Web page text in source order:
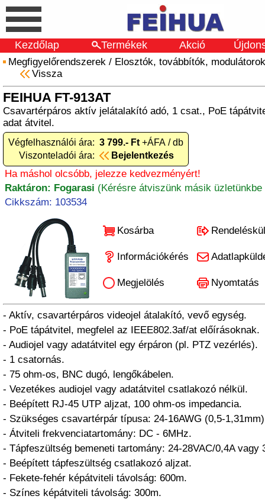
Kezdőlap Termékek Akció
Megfigyelőrendszerek / Elosztók, továbbítók, modulátorok
Vissza
FEIHUA FT-913AT
Csavartérpáros aktív jelátalakító adó, 1 csat., PoE
adat átvitel.
Végfelhasználói ára: 3 799.- Ft +ÁFA / db
Viszonteladói ára:
Bejelentkezés
Ha máshol olcsóbb, jelezze kedvezményért!
Raktáron: Fogarasi (Kérésre átviszünk másik üzletünkbe
Cikkszám: 103534
Kosárba
Információkérés
Megjelölés Nyomtatás
- Aktív, csavartérpáros videojel átalakító, vevő egység.
- PoE tápátvitel, megfelel az IEEE802.3af/at előírásoknak.
- Audiojel vagy adatátvitel egy érpáron (pl. PTZ vezérlés).
- 1 csatornás.
- 75 ohm-os, BNC dugó, lengőkábelen.
- Vezetékes audiojel vagy adatátvitel csatlakozó nélkül.
- Beépített RJ-45 UTP aljzat, 100 ohm-os impedancia.
- Szükséges csavartérpár típusa: 24-16AWG (0,5-
- Átviteli frekvenciatartomány: DC - 6MHz.
- Tápfeszültség bemeneti tartomány: 24-28VAC/0,4A vagy
- Beépített tápfeszültség csatlakozó aljzat.
- Fekete-fehér képátviteli távolság: 600m.
- Színes képátviteli távolság: 300m.